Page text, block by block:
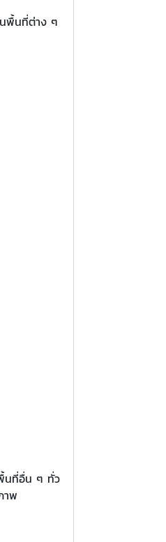
นพื้นที่ต่าง ๆ
นที่อื่น ๆ ทั่ว
าพ